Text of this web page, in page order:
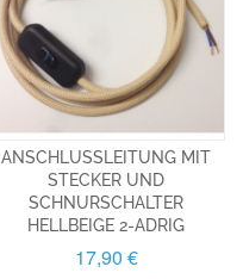
ANSCHLUSSLEITUNG MIT
STECKER UND
SCHNURSCHALTER
HELLBEIGE 2-ADRIG
17,90 €